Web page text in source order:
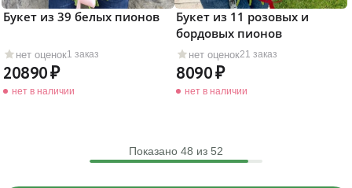
нет оценок1 заказ
Букет из 39 белых пионов
20890
нет в наличии
нет оценок21 заказ
Букет из 11 розовых и
бордовых пионов
8090
нет в наличии
Показано 48 из 52